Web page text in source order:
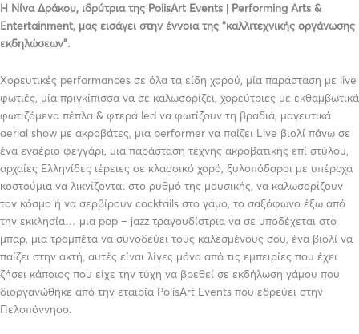
Η Νίνα Δράκου, ιδρύτρια της PolisArt Events | Performing Arts &
Entertainment, μας εισάγει στην έννοια της “καλλιτεχνικής οργάνωσης
εκδηλώσεων”.
Χορευτικές performances σε όλα τα είδη χορού, μία παράσταση με live
φωτιές, μία πριγκίπισσα να σε καλωσορίζει, χορεύτριες με εκθαμβωτικά
φωτιζόμενα πέπλα & φτερά led να φωτίζουν τη βραδιά, μαγευτικά
aerial show με ακροβάτες, μια performer να παίζει Live βιολί πάνω σε
ένα εναέριο φεγγάρι, μια παράσταση τέχνης ακροβατικής επί στύλου,
αρχαίες Ελληνίδες ιέρειες σε κλασσικό χορό, ξυλοπόδαροι με υπέροχα
κοστούμια να λικνίζονται στο ρυθμό της μουσικής, να καλωσορίζουν
τον κόσμο ή να σερβίρουν cocktails στο γάμο, το σαξόφωνο έξω από
την εκκλησία… μια pop – jazz τραγουδίστρια να σε υποδέχεται στο
μπαρ, μια τρομπέτα να συνοδεύει τους καλεσμένους σου, ένα βιολί να
παίζει στην ακτή, αυτές είναι λίγες μόνο από τις εμπειρίες που έχει
ζήσει κάποιος που είχε την τύχη να βρεθεί σε εκδήλωση γάμου που
διοργανώθηκε από την εταιρία PolisArt Events που εδρεύει στην
Πελοπόννησο.